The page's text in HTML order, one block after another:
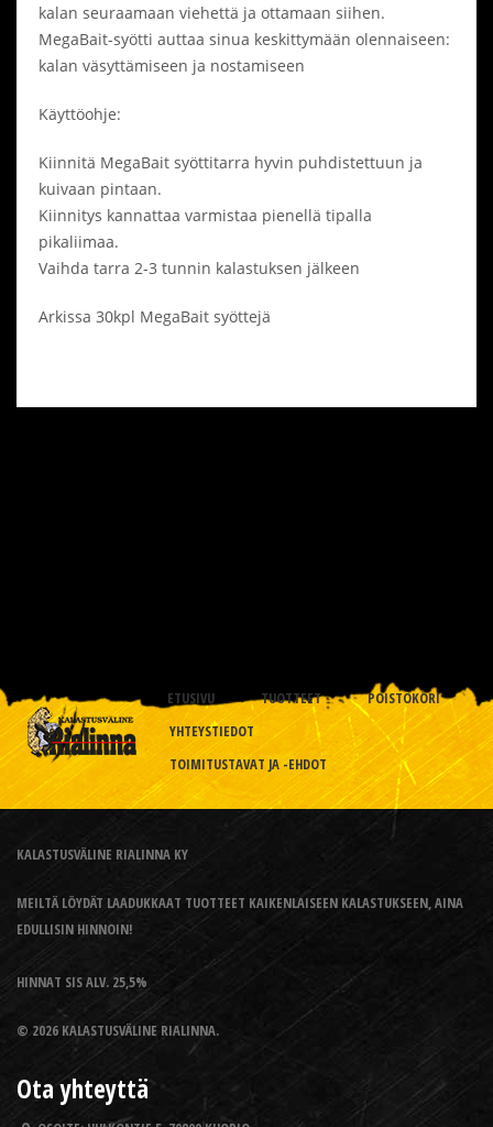
kalan seuraamaan viehettä ja ottamaan siihen.
MegaBait-syötti auttaa sinua keskittymään olennaiseen:
kalan väsyttämiseen ja nostamiseen
Käyttöohje:
Kiinnitä MegaBait syöttitarra hyvin puhdistettuun ja
kuivaan pintaan.
Kiinnitys kannattaa varmistaa pienellä tipalla
pikaliimaa.
Vaihda tarra 2-3 tunnin kalastuksen jälkeen
Arkissa 30kpl MegaBait syöttejä
ETUSIVU TUOTTEET
POISTOKORI
YHTEYSTIEDOT
TOIMITUSTAVAT JA -EHDOT
KALASTUSVÄLINE RIALINNA KY
MEILTÄ LÖYDÄT LAADUKKAAT TUOTTEET KAIKENLAISEEN KALASTUKSEEN, AINA
EDULLISIN HINNOIN!
HINNAT SIS ALV. 25,5%
© 2026 KALASTUSVÄLINE RIALINNA.
Ota yhteyttä